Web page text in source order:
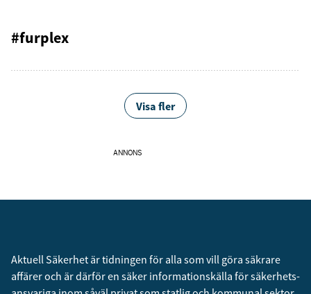
#furplex
Visa fler
ANNONS
Aktuell Säkerhet är tidningen för alla som vill göra säkrare
affärer och är därför en säker informationskälla för säkerhets­